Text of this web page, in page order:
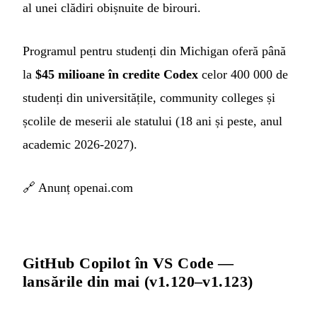
al unei clădiri obișnuite de birouri.
Programul pentru studenți din Michigan oferă până
la $45 milioane în credite Codex celor 400 000 de
studenți din universitățile, community colleges și
școlile de meserii ale statului (18 ani și peste, anul
academic 2026-2027).
🔗 Anunț openai.com
GitHub Copilot în VS Code —
lansările din mai (v1.120–v1.123)